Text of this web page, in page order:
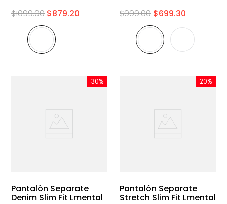
$1099.00 $879.20
$999.00 $699.30
30%
Pantalòn Separate
Denim Slim Fit Lmental
20%
Pantalón Separate
Stretch Slim Fit Lmental